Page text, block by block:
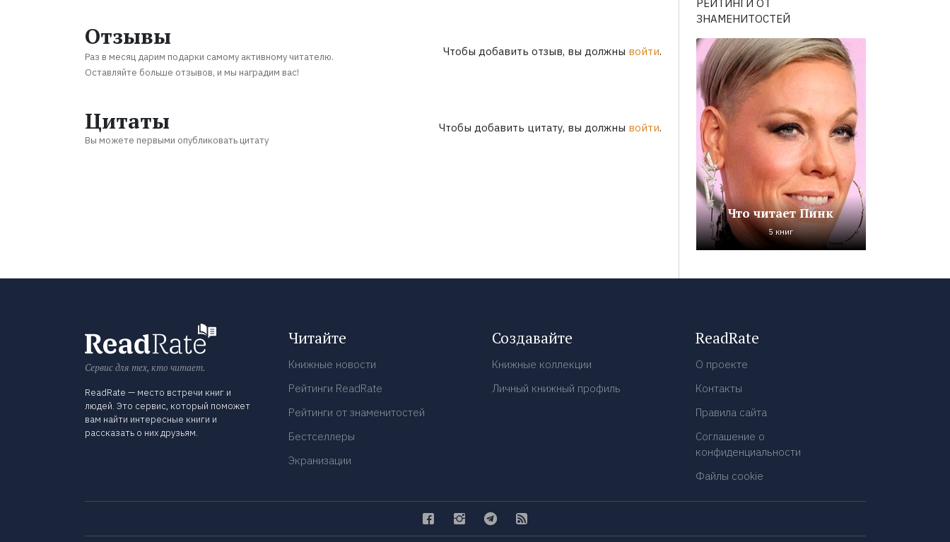
Отзывы
Раз в месяц дарим подарки самому активному читателю.
Оставляйте больше отзывов, и мы наградим вас!
Чтобы добавить отзыв, вы должны войти.
Цитаты
Вы можете первыми опубликовать цитату
Чтобы добавить цитату, вы должны войти.
РЕЙТИНГИ ОТ
ЗНАМЕНИТОСТЕЙ
Что читает Пинк
5 книг
Сервис для тех, кто читает.
ReadRate — место встречи книг и
людей. Это сервис, который поможет
вам найти интересные книги и
рассказать о них друзьям.
Читайте
Книжные новости
Рейтинги ReadRate
Рейтинги от знаменитостей
Бестселлеры
Экранизации
Создавайте
Книжные коллекции
Личный книжный профиль
ReadRate
О проекте
Контакты
Правила сайта
Соглашение о
конфиденциальности
Файлы cookie